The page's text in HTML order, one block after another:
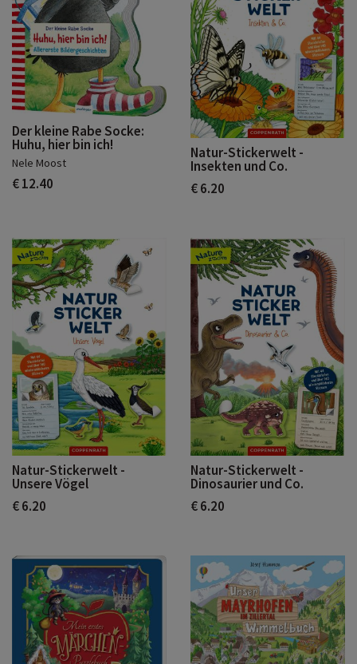
Der kleine Rabe Socke:
Huhu, hier bin ich!
Nele Moost
€ 12.40
Natur-Stickerwelt -
Insekten und Co.
€ 6.20
Natur-Stickerwelt -
Unsere Vögel
€ 6.20
Natur-Stickerwelt -
Dinosaurier und Co.
€ 6.20